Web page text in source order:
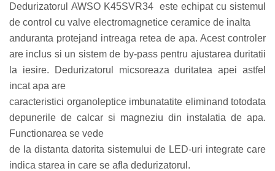
Dedurizatorul AWSO K45SVR34 este echipat cu sistemul
de control cu valve electromagnetice ceramice de inalta
anduranta protejand intreaga retea de apa. Acest controler
are inclus si un sistem de by-pass pentru ajustarea duritatii
la iesire. Dedurizatorul micsoreaza duritatea apei astfel
incat apa are
caracteristici organoleptice imbunatatite eliminand totodata
depunerile de calcar si magneziu din instalatia de apa.
Functionarea se vede
de la distanta datorita sistemului de LED-uri integrate care
indica starea in care se afla dedurizatorul.